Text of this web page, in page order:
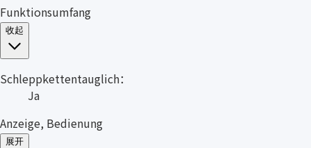
Funktionsumfang
收起
Schleppkettentauglich：
Ja
Anzeige, Bedienung
展开